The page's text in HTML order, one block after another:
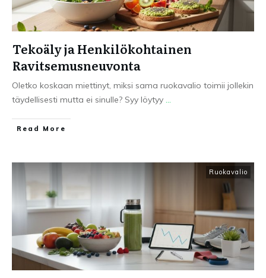
Tekoäly ja Henkilökohtainen
Ravitsemusneuvonta
Oletko koskaan miettinyt, miksi sama ruokavalio toimii jollekin
täydellisesti mutta ei sinulle? Syy löytyy ...
Read More
Ruokavalio